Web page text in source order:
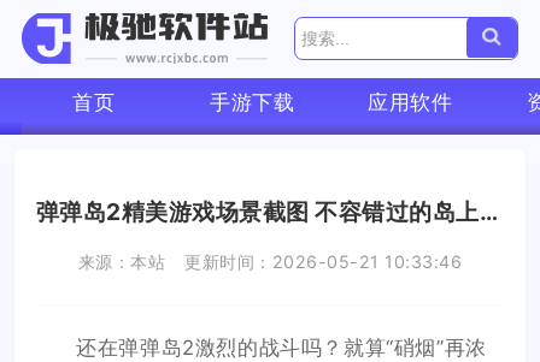
首页 手游下载 应用软件
弹弹岛2精美游戏场景截图 不容错过的岛上风景
来源：本站 更新时间：2026-05-21 10:33:46
还在弹弹岛2激烈的战斗吗？就算“硝烟”再浓